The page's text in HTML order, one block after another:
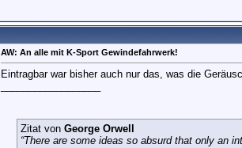
AW: An alle mit K-Sport Gewindefahrwerk!
Eintragbar war bisher auch nur das, was die
Zitat von George Orwell
“There are some ideas so absurd that only an